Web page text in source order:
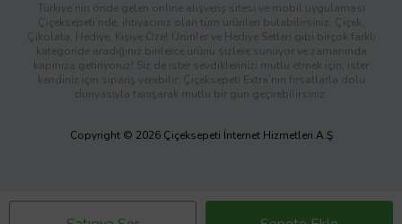
Türkiye’nin önde gelen online alışveriş sitesi ve mobil uygulaması
Çiçeksepeti’nde, ihtiyacınız olan tüm ürünleri bulabilirsiniz. Çiçek,
Çikolata, Hediye, Kişiye Özel Ürünler ve Hediye Setleri gibi birçok farklı
kategoride aradığınız binlerce ürünü sizlere sunuyor ve zamanında
kapınıza getiriyoruz! Siz de ister sevdiklerinizi mutlu etmek için, ister
kendiniz için sipariş verebilir; Çiçeksepeti Extra’nın fırsatlarla dolu
dünyasıyla tanışarak mutlu bir gün geçirebilirsiniz.
Copyright © 2026 Çiçeksepeti İnternet Hizmetleri A.Ş